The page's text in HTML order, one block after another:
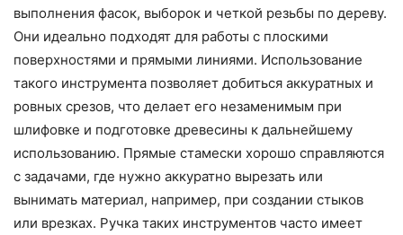
выполнения фасок, выборок и четкой резьбы по дереву.
Они идеально подходят для работы с плоскими
поверхностями и прямыми линиями. Использование
такого инструмента позволяет добиться аккуратных и
ровных срезов, что делает его незаменимым при
шлифовке и подготовке древесины к дальнейшему
использованию. Прямые стамески хорошо справляются
с задачами, где нужно аккуратно вырезать или
вынимать материал, например, при создании стыков
или врезках. Ручка таких инструментов часто имеет